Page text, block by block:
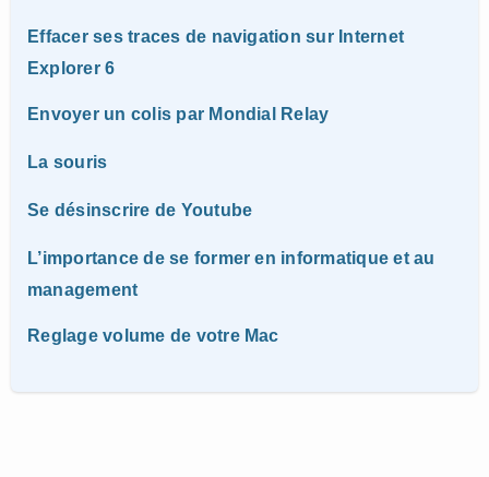
Effacer ses traces de navigation sur Internet
Explorer 6
Envoyer un colis par Mondial Relay
La souris
Se désinscrire de Youtube
L’importance de se former en informatique et au
management
Reglage volume de votre Mac